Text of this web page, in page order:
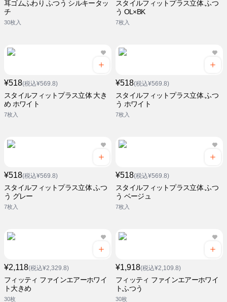
耳ゴムふわり ふつう シルキータッ
チ
30枚入
スタイルフィットプラス立体 ふつ
う OL×BK
7枚入
¥518(税込¥569.8)
スタイルフィットプラス立体 大き
め ホワイト
7枚入
¥518(税込¥569.8)
スタイルフィットプラス立体 ふつ
う ホワイト
7枚入
¥518(税込¥569.8)
スタイルフィットプラス立体 ふつ
う グレー
7枚入
¥518(税込¥569.8)
スタイルフィットプラス立体 ふつ
う ベージュ
7枚入
¥2,118(税込¥2,329.8)
フィッティ ファインエアーホワイ
ト大きめ
30枚
¥1,918(税込¥2,109.8)
フィッティ ファインエアーホワイ
トふつう
30枚